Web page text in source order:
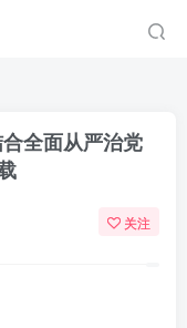
全面从严治党
关注